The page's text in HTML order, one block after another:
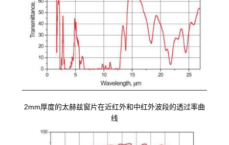
2mm厚度的太赫兹窗片在近红外和中红外波段的透过率曲
线